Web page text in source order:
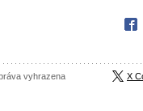
vyhrazena X